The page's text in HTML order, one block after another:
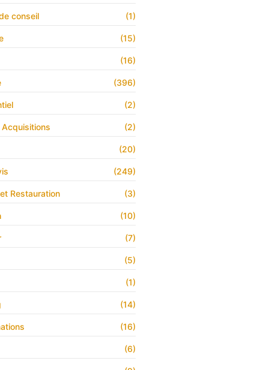
conseil (1)
(15)
(16)
(396)
(2)
Acquisitions (2)
(20)
(249)
Restauration (3)
(10)
(7)
(5)
(1)
(14)
(16)
(6)